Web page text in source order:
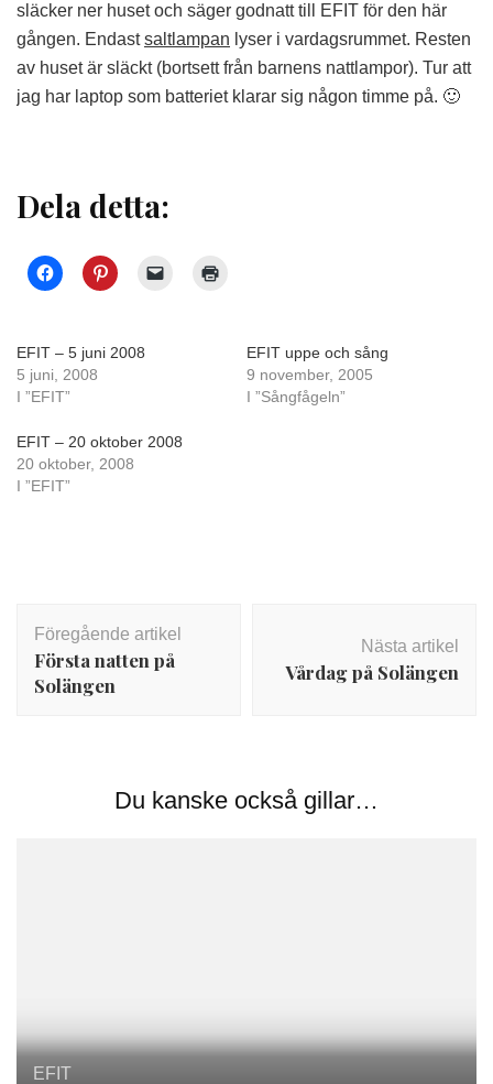
släcker ner huset och säger godnatt till EFIT för den här
gången. Endastsaltlampan lyser i vardagsrummet. Resten
av huset är släckt (bortsett från barnens nattlampor). Tur att
jag har laptop som batteriet klarar sig någon timme på. 🙂
Dela detta:
EFIT – 5 juni 2008
5 juni, 2008
I ”EFIT”
EFIT uppe och sång
9 november, 2005
I ”Sångfågeln”
EFIT – 20 oktober 2008
20 oktober, 2008
I ”EFIT”
Föregående artikel
Första natten på
Solängen
Nästa artikel
Vårdag på Solängen
Du kanske också gillar…
EFIT